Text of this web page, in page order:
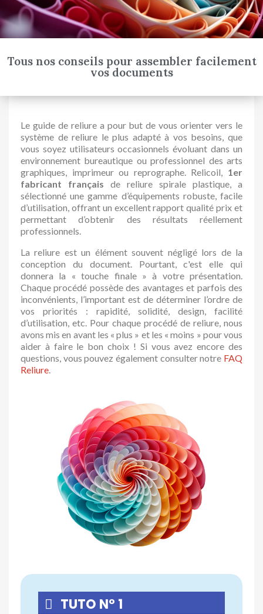
Tous nos conseils pour assembler facilement
vos documents
Le guide de reliure a pour but de vous orienter vers le
système de reliure le plus adapté à vos besoins, que
vous soyez utilisateurs occasionnels évoluant dans un
environnement bureautique ou professionnel des arts
graphiques, imprimeur ou reprographe. Relicoil, 1er
fabricant français de reliure spirale plastique, a
sélectionné une gamme d’équipements robuste, facile
d’utilisation, offrant un excellent rapport qualité prix et
permettant d’obtenir des résultats réellement
professionnels.
La reliure est un élément souvent négligé lors de la
conception du document. Pourtant, c'est elle qui
donnera la « touche finale » à votre présentation.
Chaque procédé possède des avantages et parfois des
inconvénients, l’important est de déterminer l’ordre de
vos priorités : rapidité, solidité, design, facilité
d’utilisation, etc. Pour chaque procédé de reliure, nous
avons mis en avant les « plus » et les « moins » pour vous
aider à faire le bon choix ! Si vous avez encore des
questions, vous pouvez également consulter notre FAQ
Reliure.
TUTO N° 1